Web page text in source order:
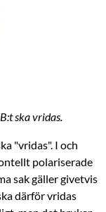
ska vridas.
"vridas". I och
polariserade
sak gäller givetvis
därför vridas